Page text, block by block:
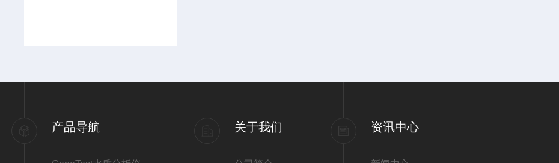
产品导航 关于我们 资讯中心